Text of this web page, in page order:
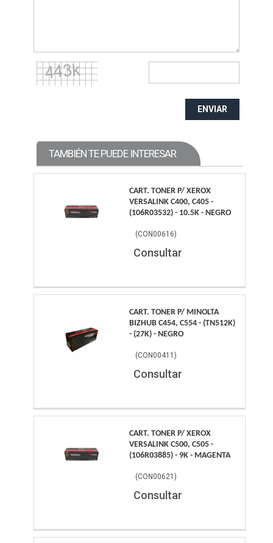
ENVIAR
TAMBIÉN TE PUEDE INTERESAR
CART. TONER P/ XEROX
VERSALINK C400, C405 -
(106R03532) - 10.5K - NEGRO
(CON00616)
Consultar
CART. TONER P/ MINOLTA
BIZHUB C454, C554 - (TN512K)
- (27K) - NEGRO
(CON00411 )
Consultar
CART. TONER P/ XEROX
VERSALINK C500, C505 -
(106R03885) - 9K - MAGENTA
(CON00621 )
Consultar